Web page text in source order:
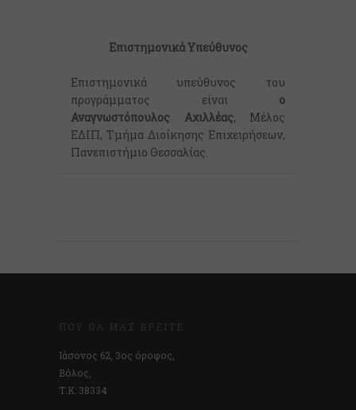
Επιστημονικά Υπεύθυνος
Επιστημονικά υπεύθυνος του
προγράμματος είναι o
Αναγνωστόπουλος Αχιλλέας, Μέλος
ΕΔΙΠ, Τμήμα Διοίκησης Επιχειρήσεων,
Πανεπιστήμιο Θεσσαλίας.
ΠΟΎ ΘΑ ΜΑΣ ΒΡΕΊΤΕ
Ιάσονος 62, 3ος όροφος,
Βόλος,
Τ.Κ: 38334